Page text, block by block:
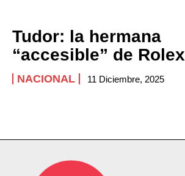
Tudor: la hermana
“accesible” de Rolex
NACIONAL 11 Diciembre, 2025